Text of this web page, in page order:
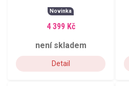
Novinka
4 399 Kč
není skladem
Detail